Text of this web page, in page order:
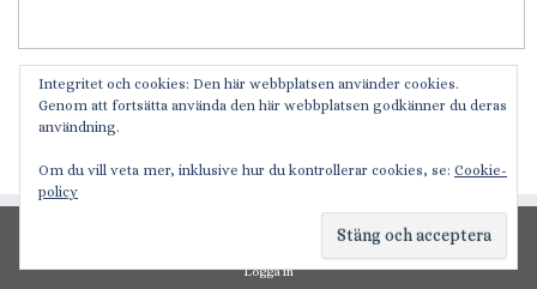
Ladda mer... Följ på Instagram
nestor förlag
GDPR/personuppgifter
Logga in
Integritet och cookies: Den här webbplatsen använder cookies.
Genom att fortsätta använda den här webbplatsen godkänner du deras
användning.
Om du vill veta mer, inklusive hur du kontrollerar cookies, se: Cookie-
policy